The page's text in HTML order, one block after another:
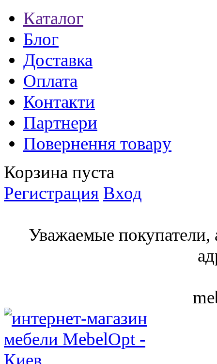
Каталог
Блог
Доставка
Оплата
Контакти
Партнери
Повернення товару
Корзина пуста
Регистрация Вход
Уважаемые покупатели,